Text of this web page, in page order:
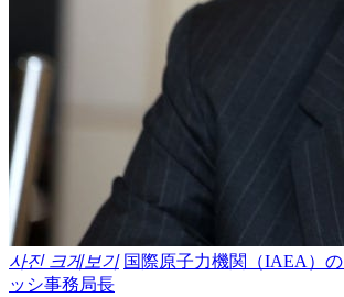
사진 크게보기 国際原子力機関（IAEA）
ッシ事務局長